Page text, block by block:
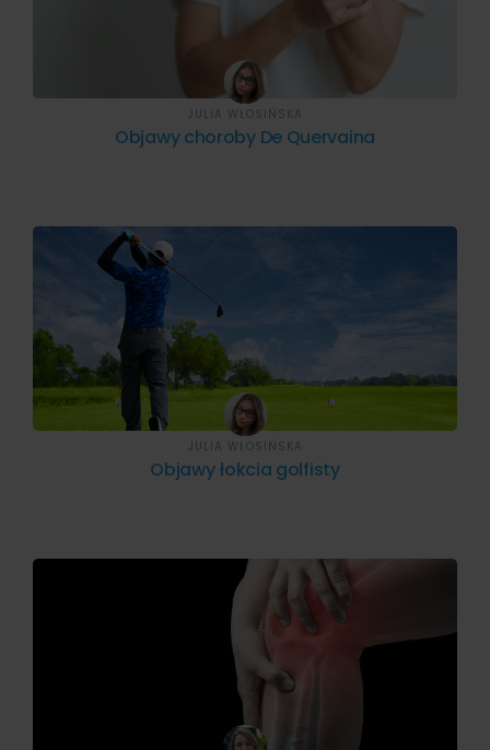
Objawy choroby De Quervaina
JULIA WŁOSIŃSKA
Objawy łokcia golfisty
JULIA WŁOSIŃSKA